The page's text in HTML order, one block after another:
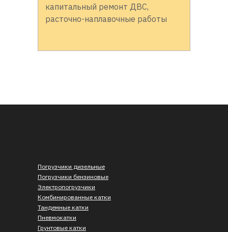
капитальный ремонт ДВС,
расточно-наплавочные работы
Погрузчики дизельные
Погрузчики бензиновые
Электропогрузчики
Комбинированные катки
Грунтовые катки
Тандемные катки
Пневмокатки